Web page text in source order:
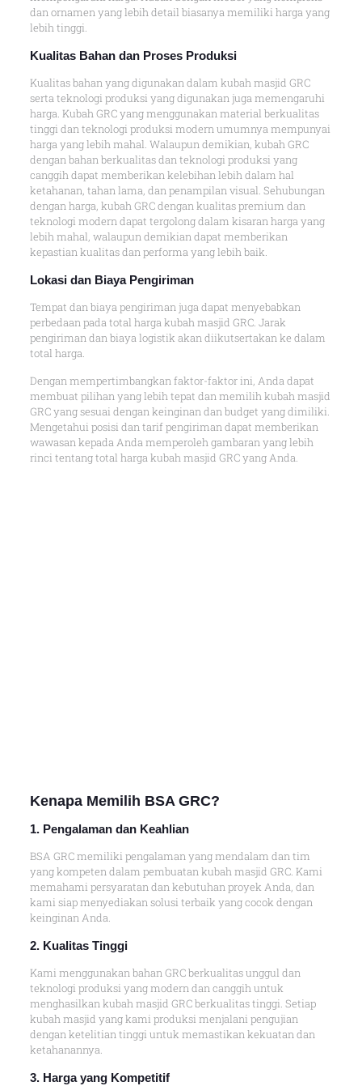
dan ornamen yang lebih detail biasanya memiliki harga yang
lebih tinggi.
Kualitas Bahan dan Proses Produksi
Kualitas bahan yang digunakan dalam kubah masjid GRC
serta teknologi produksi yang digunakan juga memengaruhi
harga. Kubah GRC yang menggunakan material berkualitas
tinggi dan teknologi produksi modern umumnya mempunyai
harga yang lebih mahal. Walaupun demikian, kubah GRC
dengan bahan berkualitas dan teknologi produksi yang
canggih dapat memberikan kelebihan lebih dalam hal
ketahanan, tahan lama, dan penampilan visual. Sehubungan
dengan harga, kubah GRC dengan kualitas premium dan
teknologi modern dapat tergolong dalam kisaran harga yang
lebih mahal, walaupun demikian dapat memberikan
kepastian kualitas dan performa yang lebih baik.
Lokasi dan Biaya Pengiriman
Tempat dan biaya pengiriman juga dapat menyebabkan
perbedaan pada total harga kubah masjid GRC. Jarak
pengiriman dan biaya logistik akan diikutsertakan ke dalam
total harga.
Dengan mempertimbangkan faktor-faktor ini, Anda dapat
membuat pilihan yang lebih tepat dan memilih kubah masjid
GRC yang sesuai dengan keinginan dan budget yang dimiliki.
Mengetahui posisi dan tarif pengiriman dapat memberikan
wawasan kepada Anda memperoleh gambaran yang lebih
rinci tentang total harga kubah masjid GRC yang Anda.
Kenapa Memilih BSA GRC?
1. Pengalaman dan Keahlian
BSA GRC memiliki pengalaman yang mendalam dan tim
yang kompeten dalam pembuatan kubah masjid GRC. Kami
memahami persyaratan dan kebutuhan proyek Anda, dan
kami siap menyediakan solusi terbaik yang cocok dengan
keinginan Anda.
2. Kualitas Tinggi
Kami menggunakan bahan GRC berkualitas unggul dan
teknologi produksi yang modern dan canggih untuk
menghasilkan kubah masjid GRC berkualitas tinggi. Setiap
kubah masjid yang kami produksi menjalani pengujian
dengan ketelitian tinggi untuk memastikan kekuatan dan
ketahanannya.
3. Harga yang Kompetitif